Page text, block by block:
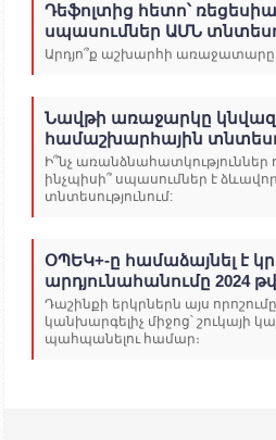
Դեֆոլտից հետո՝
սպասումներ ԱՄՆ
Արդյո՞ք աշխարհի
Նավթի առաջարկը
համաշխարհային
Ի՞նչ առանձնահատկություններ
ինչպիսի՞ սպասումներ է
տնտեսությունում:
ՕՊԵԿ+-ը համաձայնել է
արդյունահանումը 2024
Դաշինքի երկրներն այս
կանխարգելիչ միջոց՝ շուկայի
պահպանելու համար։